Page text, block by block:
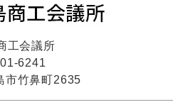
工会議所
6241
市竹鼻町2635